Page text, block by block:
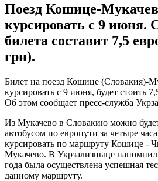
Поезд Кошице-
курсировать с 9 июня.
билета составит 7,5
грн).
Билет на поезд Кошице (Словакия)-
курсировать с 9 июня, будет стоить
Об этом сообщает пресс-служба
Из Мукачево в Словакию можно
автобусом по европути за четыре
курсировать по маршруту Кошице -
Мукачево. В Укрзализныце
года была осуществлена успешная
данному маршруту.